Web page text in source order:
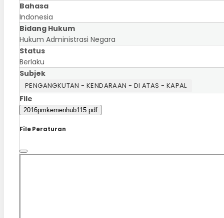
Bahasa
Indonesia
Bidang Hukum
Hukum Administrasi Negara
Status
Berlaku
Subjek
PENGANGKUTAN - KENDARAAN - DI ATAS - KAPAL
File
2016pmkemenhub115.pdf
File Peraturan